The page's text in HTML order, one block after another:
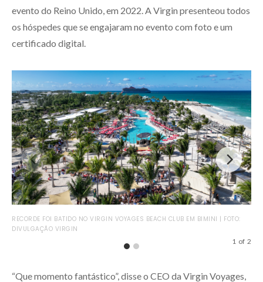
evento do Reino Unido, em 2022. A Virgin presenteou todos
os hóspedes que se engajaram no evento com foto e um
certificado digital.
RECORDE FOI BATIDO NO VIRGIN VOYAGES BEACH CLUB EM BIMINI | FOTO:
DIVULGAÇÃO VIRGIN
1 of 2
“Que momento fantástico”, disse o CEO da Virgin Voyages,